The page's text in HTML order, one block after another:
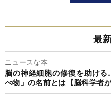
最
ニュースな本
脳の神経細胞の修復を助け
べ物」の名前とは【脳科学者が